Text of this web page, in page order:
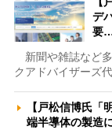
デ
要
新聞や雑誌など
クアドバイザーズ
【戸松信博氏「
端半導体の製造